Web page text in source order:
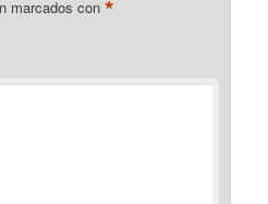
marcados con*